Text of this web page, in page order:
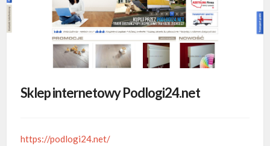
Sklep internetowy Podlogi24.net
https://podlogi24.net/